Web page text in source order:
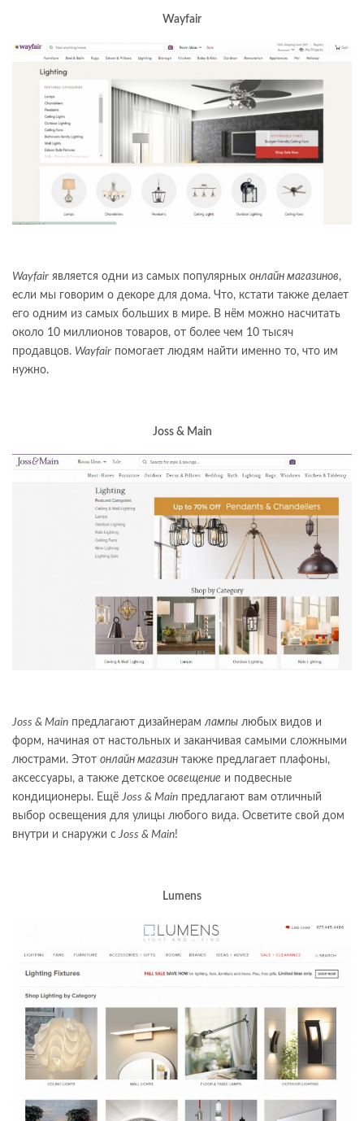
Wayfair
Wayfair является одни из самых популярных онлайн магазинов,
если мы говорим о декоре для дома. Что, кстати также делает
его одним из самых больших в мире. В нём можно насчитать
около 10 миллионов товаров, от более чем 10 тысяч
продавцов. Wayfair помогает людям найти именно то, что им
нужно.
Joss & Main
Joss & Main предлагают дизайнерам лампы любых видов и
форм, начиная от настольных и заканчивая самыми сложными
люстрами. Этот онлайн магазин также предлагает плафоны,
аксессуары, а также детское освещение и подвесные
кондиционеры. ЕщёJoss & Main предлагают вам отличный
выбор освещения для улицы любого вида. Осветите свой дом
внутри и снаружи с Joss & Main!
Lumens